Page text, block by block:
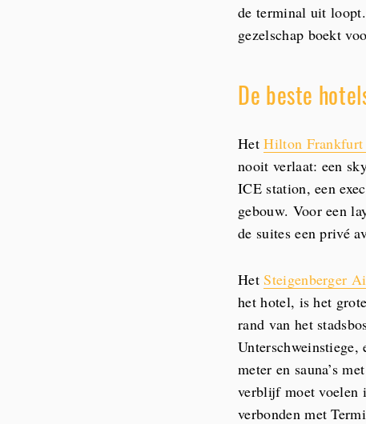
de terminal uit
gezelschap boekt
De beste
HetHilton
nooit verlaat: een
ICE station, een
gebouw. Voor een
de suites een privé
HetSteigenberger
het hotel, is het
rand van het
Unterschweinstiege,
meter en sauna’s
verblijf moet voelen
verbonden met